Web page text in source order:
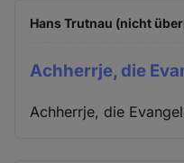
Hans Trutnau (nicht
Achherrje, die
Achherrje, die